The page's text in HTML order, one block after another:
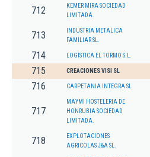
712
KEMER MIRA SOCIEDAD
LIMITADA.
713
INDUSTRIA METALICA
FAMILIAR SL.
714 LOGISTICA EL TORMO S.L.
715 CREACIONES VISI SL
716 CARPETANIA INTEGRA SL
717
MAYMI HOSTELERIA DE
HONRUBIA SOCIEDAD
LIMITADA.
718
EXPLOTACIONES
AGRICOLAS J&A SL.